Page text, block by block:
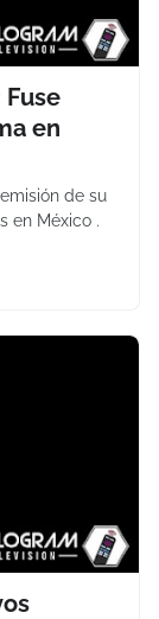
Fuse
en
de su
en México .